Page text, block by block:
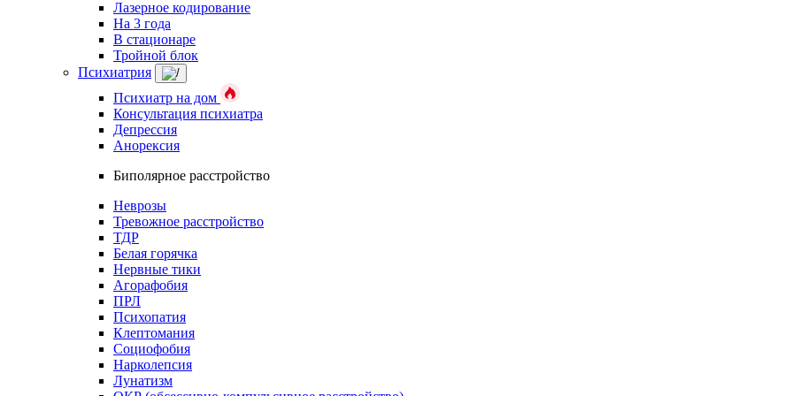
Лазерное кодирование
На 3 года
В стационаре
Тройной блок
Психиатрия
Психиатр на дом
Консультация психиатра
Депрессия
Анорексия
Биполярное расстройство
Неврозы
Тревожное расстройство
ТДР
Белая горячка
Нервные тики
Агорафобия
ПРЛ
Психопатия
Клептомания
Социофобия
Нарколепсия
Лунатизм